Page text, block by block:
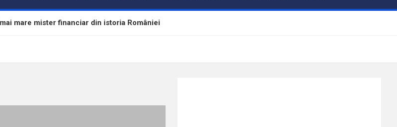
mare mister financiar din istoria României